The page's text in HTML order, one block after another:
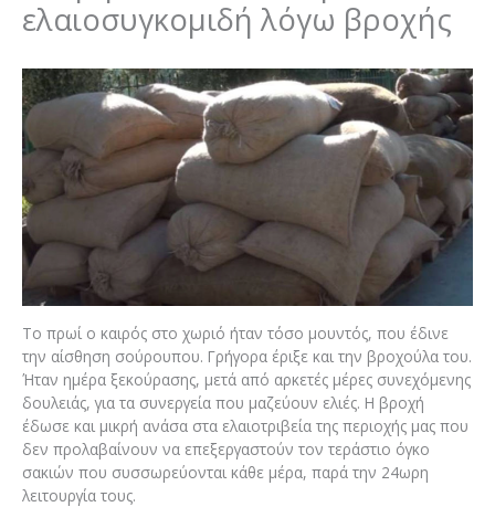
ελαιοσυγκομιδή λόγω βροχής
Το πρωί ο καιρός στο χωριό ήταν τόσο μουντός, που έδινε
την αίσθηση σούρουπου. Γρήγορα έριξε και την βροχούλα του.
Ήταν ημέρα ξεκούρασης, μετά από αρκετές μέρες συνεχόμενης
δουλειάς, για τα συνεργεία που μαζεύουν ελιές. Η βροχή
έδωσε και μικρή ανάσα στα ελαιοτριβεία της περιοχής μας που
δεν προλαβαίνουν να επεξεργαστούν τον τεράστιο όγκο
σακιών που συσσωρεύονται κάθε μέρα, παρά την 24ωρη
λειτουργία τους.